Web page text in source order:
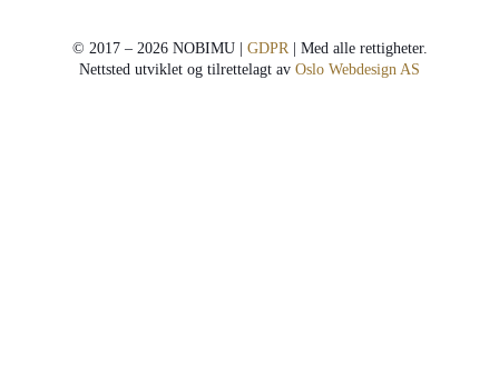
© 2017 – 2026 NOBIMU | GDPR | Med alle rettigheter.
Nettsted utviklet og tilrettelagt av Oslo Webdesign AS